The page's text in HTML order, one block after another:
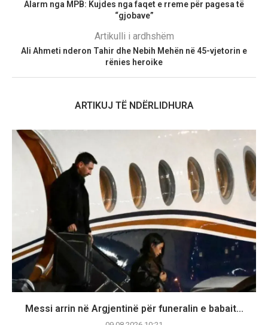
Alarm nga MPB: Kujdes nga faqet e rreme për pagesa të
“gjobave”
Artikulli i ardhshëm
Ali Ahmeti nderon Tahir dhe Nebih Mehën në 45-vjetorin e
rënies heroike
ARTIKUJ TË NDËRLIDHURA
Messi arrin në Argjentinë për funeralin e babait...